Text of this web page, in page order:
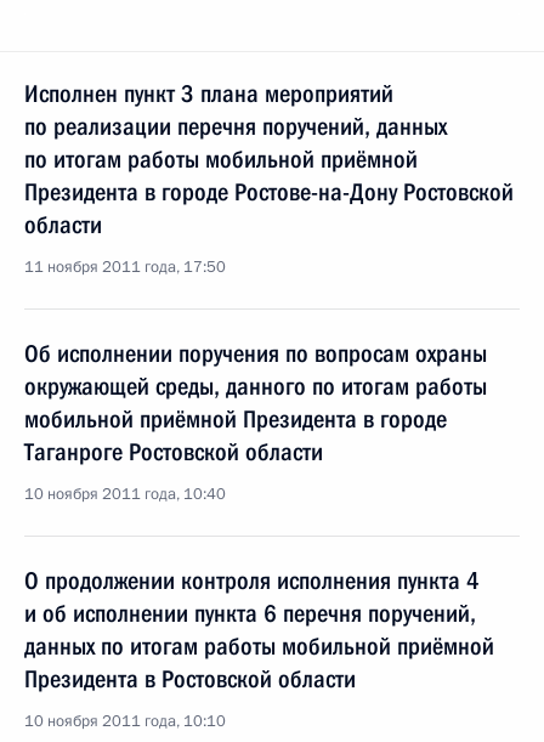
Исполнен пункт 3 плана мероприятий
по реализации перечня поручений, данных
по итогам работы мобильной приёмной
Президента в городе Ростове-на-Дону Ростовской
области
11 ноября 2011 года, 17:50
Об исполнении поручения по вопросам охраны
окружающей среды, данного по итогам работы
мобильной приёмной Президента в городе
Таганроге Ростовской области
10 ноября 2011 года, 10:40
О продолжении контроля исполнения пункта 4
и об исполнении пункта 6 перечня поручений,
данных по итогам работы мобильной приёмной
Президента в Ростовской области
10 ноября 2011 года, 10:10